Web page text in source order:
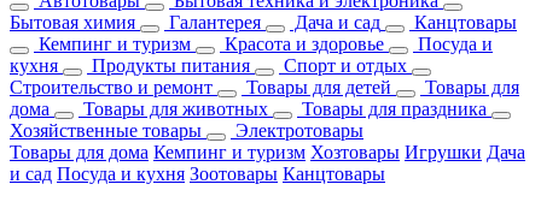
Бытовая химия
Галантерея Дача и сад
Канцтовары
Кемпинг и туризм
Красота и здоровье
Посуда и
кухня
Продукты питания
Спорт и отдых
Строительство и ремонт
Товары для детей
Товары для
дома
Товары для животных
Товары для праздника
Хозяйственные товары
Электротовары
Товары для дома Кемпинг и туризм Хозтовары Игрушки Дача
и сад Посуда и кухня Зоотовары Канцтовары